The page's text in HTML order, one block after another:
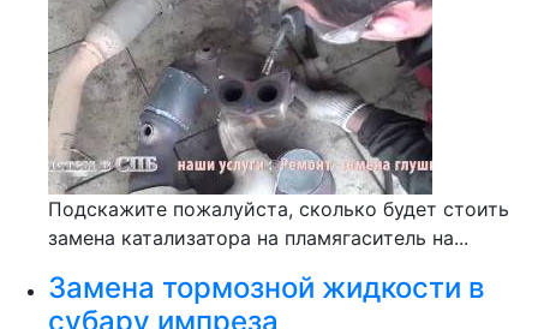
Подскажите пожалуйста, сколько будет стоить
замена катализатора на пламягаситель на...
Замена тормозной жидкости в
субару импреза